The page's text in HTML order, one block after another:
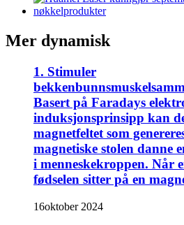
Mer dynamisk
1. Stimuler
Basert på Faradays
induksjonsprinsipp kan
magnetfeltet som
magnetiske stolen danne
i menneskekroppen. Når
fødselen sitter på en
16oktober 2024